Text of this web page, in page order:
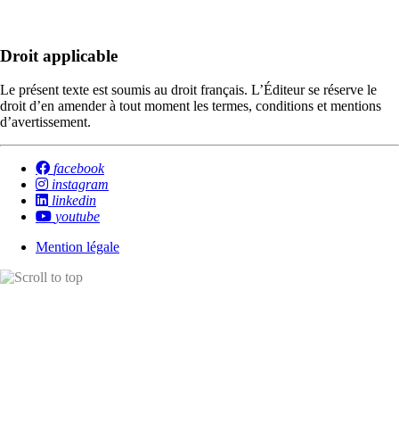
Droit applicable
Le présent texte est soumis au droit français. L’Éditeur se réserve le
droit d’en amender à tout moment les termes, conditions et mentions
d’avertissement.
facebook
instagram
linkedin
youtube
Mention légale